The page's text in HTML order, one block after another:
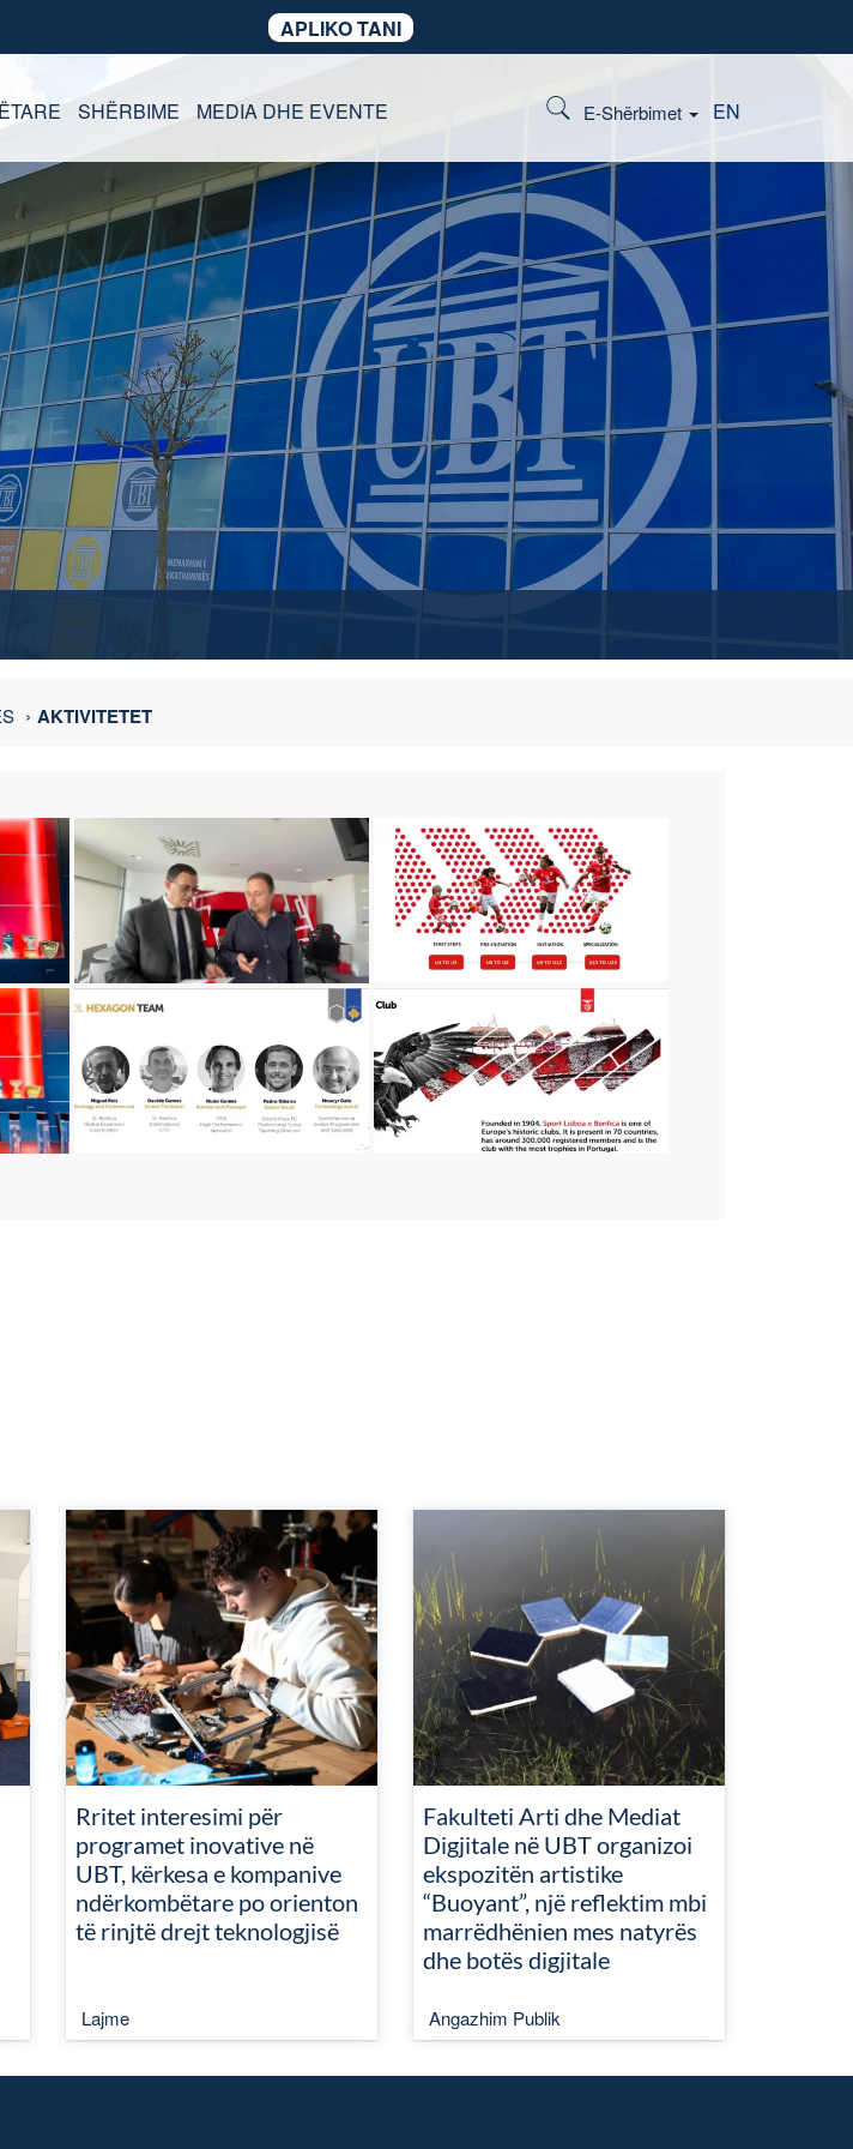
APLIKO TANI
E-Shërbimet EN
SHËRBIME MEDIA DHE EVENTE
AKTIVITETET
Rritet interesimi për
programet inovative në
UBT, kërkesa e kompanive
ndërkombëtare po orienton
të rinjtë drejt teknologjisë
Lajme
Fakulteti Arti dhe Mediat
Digjitale në UBT organizoi
ekspozitën artistike
“Buoyant”, një reflektim mbi
marrëdhënien mes natyrës
dhe botës digjitale
Angazhim Publik